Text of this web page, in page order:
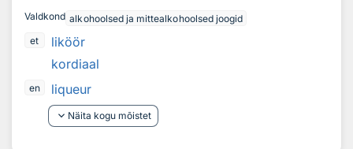
Valdkond alkohoolsed ja mittealkohoolsed joogid
et
liköör
kordiaal
en
liqueur
keyboard_arrow_down Näita kogu mõistet